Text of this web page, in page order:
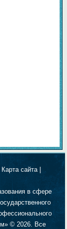
Карта сайта|
в сфере
© 2026. Все